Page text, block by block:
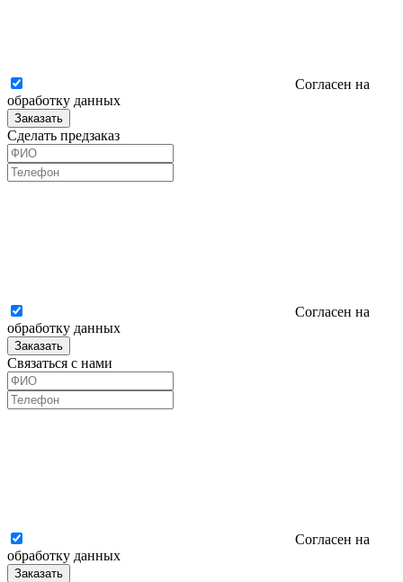
Согласен на
обработку данных
Заказать
Сделать предзаказ
Согласен на
обработку данных
Заказать
Связаться с нами
Согласен на
обработку данных
Заказать